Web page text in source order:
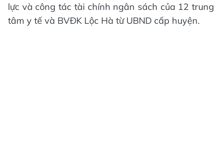
lực và công tác tài chính ngân sách của 12 trung
tâm y tế và BVĐK Lộc Hà từ UBND cấp huyện.